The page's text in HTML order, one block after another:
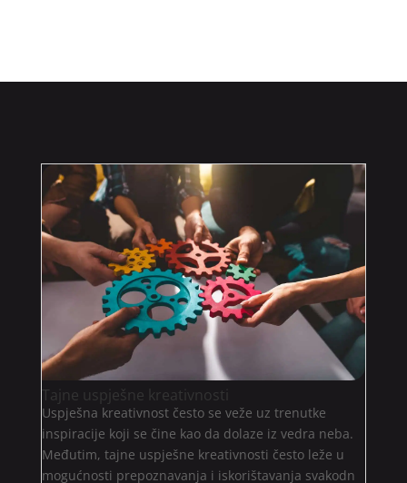
Tajne uspješne kreativnosti
Uspješna kreativnost često se veže uz trenutke
inspiracije koji se čine kao da dolaze iz vedra neba.
Međutim, tajne uspješne kreativnosti često leže u
mogućnosti prepoznavanja i iskorištavanja svakodn